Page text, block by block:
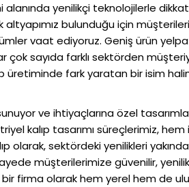
alanında yenilikçi teknolojilerle
bulunduğu için
vaat ediyoruz. Geniş ürün
sayıda farklı sektörden
üretiminde fark yaratan bir isim
ve ihtiyaçlarına özel
kalıp tasarımı süreçlerimiz, hem
olarak, sektördeki yenilikleri
müşterilerimize güvenilir,
firma olarak hem yerel hem de